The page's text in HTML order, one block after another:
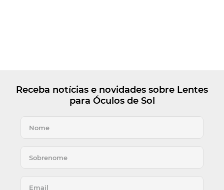
Receba notícias e novidades sobre Lentes
para Óculos de Sol